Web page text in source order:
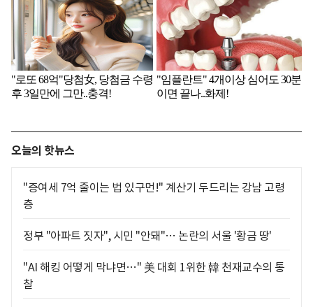
오늘의 핫뉴스
"증여세 7억 줄이는 법 있구먼!" 계산기 두드리는 강남 고령
층
정부 "아파트 짓자", 시민 "안돼"… 논란의 서울 '황금 땅'
"AI 해킹 어떻게 막냐면…" 美 대회 1위한 韓 천재교수의 통
찰